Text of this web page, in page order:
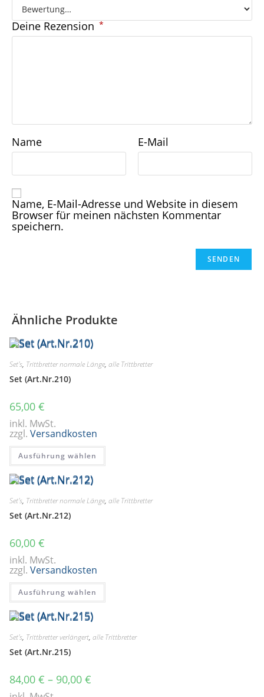
Deine Rezension *
Name E-Mail
Name, E-Mail-Adresse und Website in diesem
Browser für meinen nächsten Kommentar
speichern.
Ähnliche Produkte
Set's, Trittbretter normale Länge,alle Trittbretter
Set (Art.Nr.210)
65,00€
inkl. MwSt.
zzgl.Versandkosten
Ausführung wählen
Dieses
weist
Die
Optionen
Set's, Trittbretter normale Länge,alle Trittbretter
Set (Art.Nr.212)
60,00€
inkl. MwSt.
zzgl.Versandkosten
Ausführung wählen
Dieses
weist
Die
Set's, Trittbretter verlängert,alle Trittbretter
Set (Art.Nr.215)
84,00€ – 90,00€